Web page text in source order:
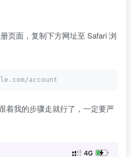
页面，复制下方网址至 Safari 浏
account
着我的步骤走就行了，一定要严